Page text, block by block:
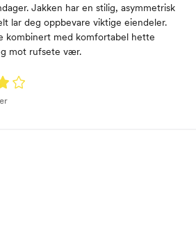
Jakken har en stilig, asymmetrisk
lar deg oppbevare viktige eiendeler.
kombinert med komfortabel hette
mot rufsete vær.